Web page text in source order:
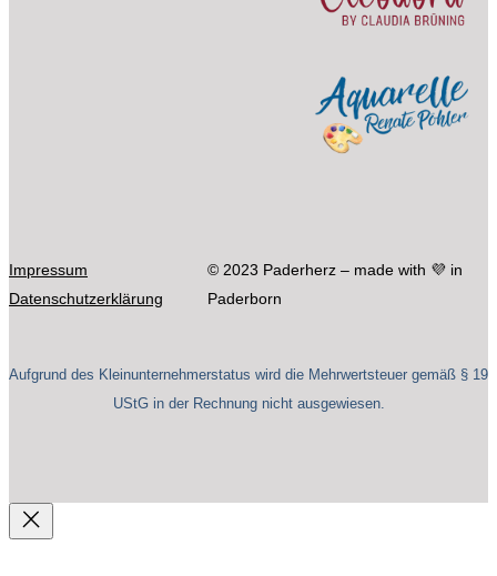
Impressum
Datenschutzerklärung
© 2023 Paderherz – made with 💜 in
Paderborn
Aufgrund des Kleinunternehmerstatus wird die Mehrwertsteuer gemäß § 19
UStG in der Rechnung nicht ausgewiesen.